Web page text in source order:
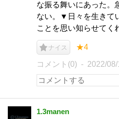
な振る舞いにあった。
ない。▼日々を生きて
ことを思い知らせてく
ナイス ★4
コメント(0) 2022/08/
1.3manen